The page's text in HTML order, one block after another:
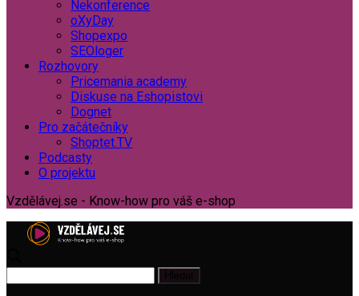
Nekonference
oXyDay
Shopexpo
SEOloger
Rozhovory
Pricemania academy
Diskuse na Eshopistovi
Dognet
Pro začátečníky
Shoptet.TV
Podcasty
O projektu
Vzdělávej.se - Know-how pro váš e-shop